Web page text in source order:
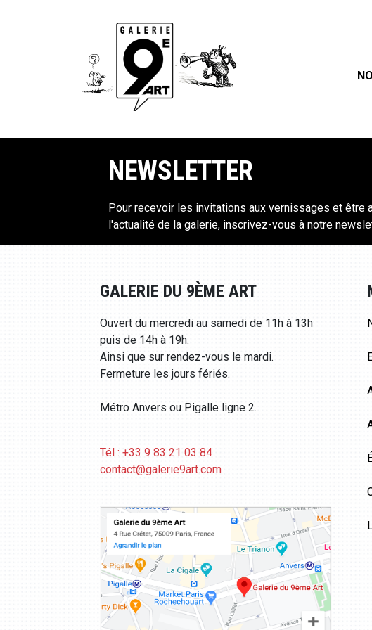
NEWSLETTER
Pour recevoir les invitations aux vernissages et être
l'actualité de la galerie, inscrivez-vous à notre
GALERIE DU 9ÈME ART
Ouvert du mercredi au samedi de 11h à 13h
puis de 14h à 19h.
Ainsi que sur rendez-vous le mardi.
Fermeture les jours fériés.
Métro Anvers ou Pigalle ligne 2.
Tél : +33 9 83 21 03 84
contact@galerie9art.com